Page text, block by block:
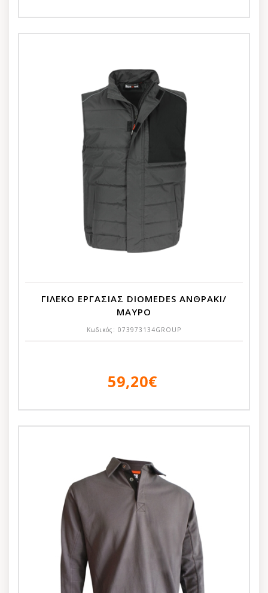
ΓΙΛΕΚΟ ΕΡΓΑΣΙΑΣ DIOMEDES ΑΝΘΡΑΚΙ/
ΜΑΥΡΟ
Κωδικός: 073973134GROUP
59,20€